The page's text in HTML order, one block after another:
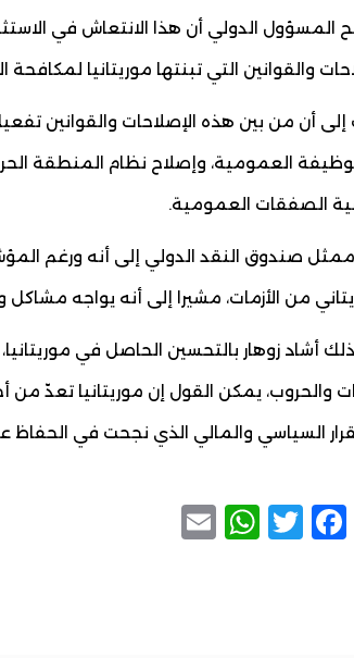
المسؤول الدولي أن هذا الانتعاش في
والقوانين التي تبنتها موريتانيا لمكافحة
أن من بين هذه الإصلاحات والقوانين
العمومية، وإصلاح نظام المنطقة الحرة
الصفقات العمومية.
صندوق النقد الدولي إلى أنه ورغم
من الأزمات، مشيرا إلى أنه يواجه
أشاد زوهار بالتحسين الحاصل في
والحروب، يمكن القول إن موريتانيا
السياسي والمالي الذي نجحت في الحفاظ
Share
Facebook
Twitter
WhatsApp